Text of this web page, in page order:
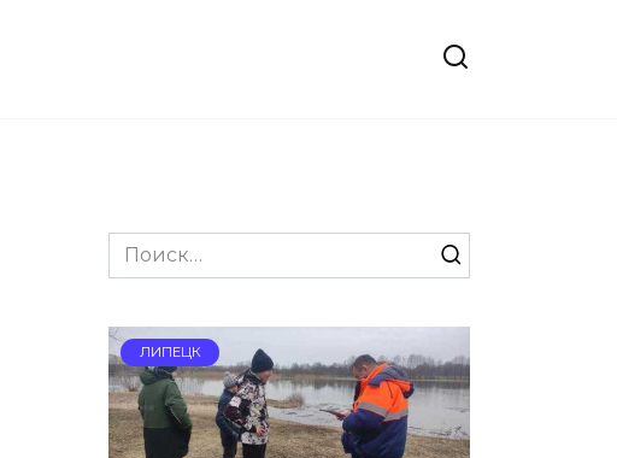
Search
for:
ЛИПЕЦК